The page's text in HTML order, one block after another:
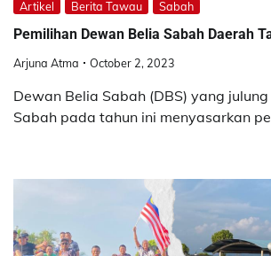
Artikel Berita Tawau Sabah
Pemilihan Dewan Belia Sabah Daerah
Arjuna Atma October 2, 2023
Dewan Belia Sabah (DBS) yang
Sabah pada tahun ini menyasarkan